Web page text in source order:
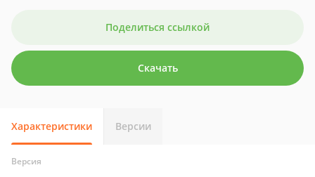
Поделиться ссылкой
Скачать
Характеристики Версии
Версия